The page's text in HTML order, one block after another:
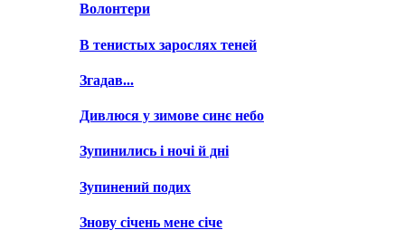
Волонтери
В тенистых зарослях теней
Згадав...
Дивлюся у зимове синє небо
Зупинились і ночі й дні
Зупинений подих
Знову січень мене січе